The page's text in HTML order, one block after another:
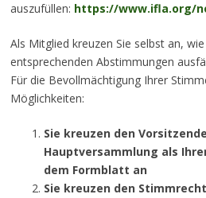
auszufüllen: https://www.ifla.org/
Als Mitglied kreuzen Sie selbst an,
entsprechenden Abstimmungen
Für die Bevollmächtigung Ihrer
Möglichkeiten:
Sie kreuzen den
Hauptversammlung als
dem Formblatt an
Sie kreuzen den